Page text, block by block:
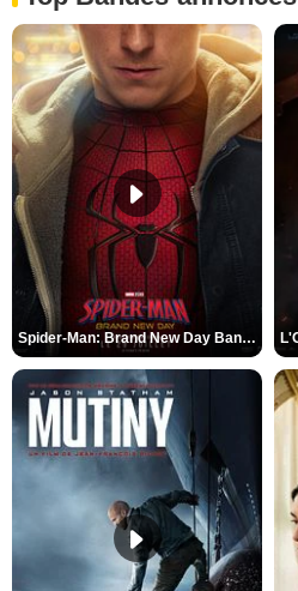
Spider-Man: Brand New Day Bande-annonce VO STFR